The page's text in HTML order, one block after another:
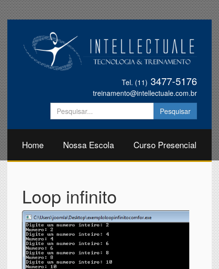
Tel. (11) 3477-5176
treinamento@intellectuale.com.br
Home Nossa Escola Curso Presencial
Loop infinito